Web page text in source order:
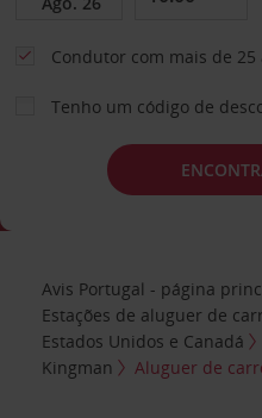
Condutor com mais de 25
Tenho um código de
Avis Portugal - página
Estações de aluguer de
Estados Unidos e Canadá
Kingman
Aluguer de